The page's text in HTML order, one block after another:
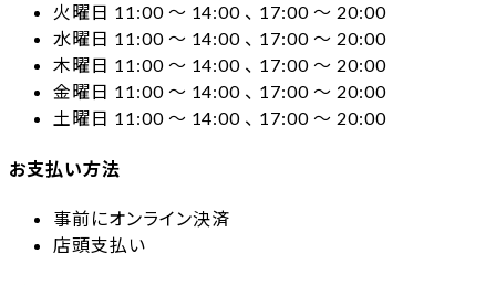
火曜日 11:00 〜 14:00 、 17:00 〜 20:00
水曜日 11:00 〜 14:00 、 17:00 〜 20:00
木曜日 11:00 〜 14:00 、 17:00 〜 20:00
金曜日 11:00 〜 14:00 、 17:00 〜 20:00
土曜日 11:00 〜 14:00 、 17:00 〜 20:00
お支払い方法
事前にオンライン決済
店頭支払い